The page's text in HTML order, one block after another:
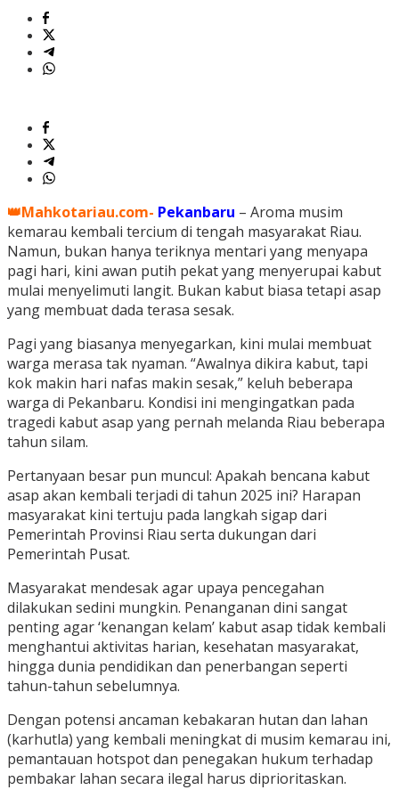
👑Mahkotariau.com- Pekanbaru – Aroma musim
kemarau kembali tercium di tengah masyarakat Riau.
Namun, bukan hanya teriknya mentari yang menyapa
pagi hari, kini awan putih pekat yang menyerupai kabut
mulai menyelimuti langit. Bukan kabut biasa tetapi asap
yang membuat dada terasa sesak.
Pagi yang biasanya menyegarkan, kini mulai membuat
warga merasa tak nyaman. “Awalnya dikira kabut, tapi
kok makin hari nafas makin sesak,” keluh beberapa
warga di Pekanbaru. Kondisi ini mengingatkan pada
tragedi kabut asap yang pernah melanda Riau beberapa
tahun silam.
Pertanyaan besar pun muncul: Apakah bencana kabut
asap akan kembali terjadi di tahun 2025 ini? Harapan
masyarakat kini tertuju pada langkah sigap dari
Pemerintah Provinsi Riau serta dukungan dari
Pemerintah Pusat.
Masyarakat mendesak agar upaya pencegahan
dilakukan sedini mungkin. Penanganan dini sangat
penting agar ‘kenangan kelam’ kabut asap tidak kembali
menghantui aktivitas harian, kesehatan masyarakat,
hingga dunia pendidikan dan penerbangan seperti
tahun-tahun sebelumnya.
Dengan potensi ancaman kebakaran hutan dan lahan
(karhutla) yang kembali meningkat di musim kemarau ini,
pemantauan hotspot dan penegakan hukum terhadap
pembakar lahan secara ilegal harus diprioritaskan.